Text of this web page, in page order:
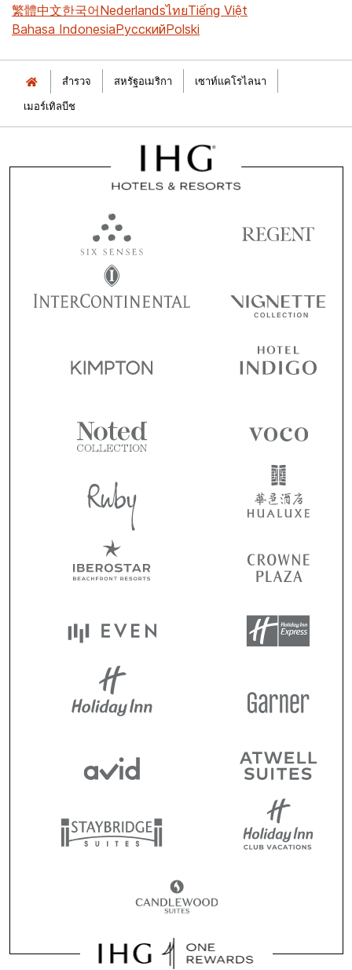
繁體中文한국어NederlandsไทยTiếng Việt
Bahasa IndonesiaРусскийPolski
สำรวจ สหรัฐอเมริกา
เซาท์แคโรไลนา
เมอร์เทิลบีช